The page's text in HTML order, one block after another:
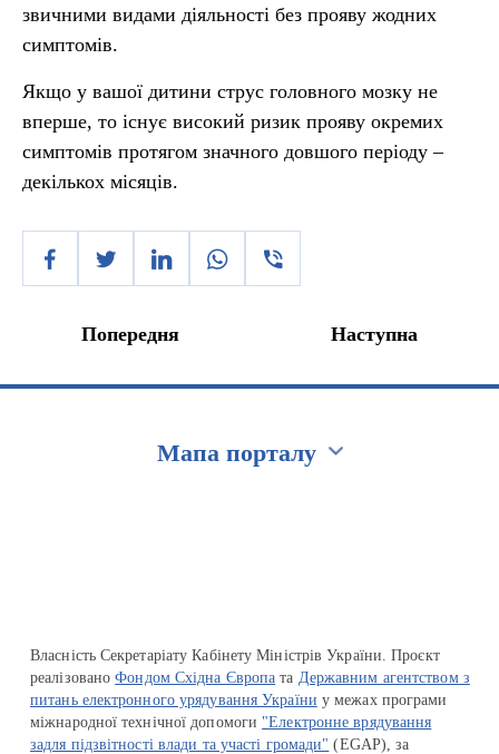
звичними видами діяльності без прояву жодних
симптомів.
Якщо у вашої дитини струс головного мозку не
вперше, то існує високий ризик прояву окремих
симптомів протягом значного довшого періоду –
декількох місяців.
Попередня Наступна
Мапа порталу
Власність Секретаріату Кабінету Міністрів України. Проєкт
реалізованоФондом Східна Європа та Державним агентством з
питань електронного урядування України у межах програми
міжнародної технічної допомоги "Електронне врядування
задля підзвітності влади та участі громади" (EGAP), за